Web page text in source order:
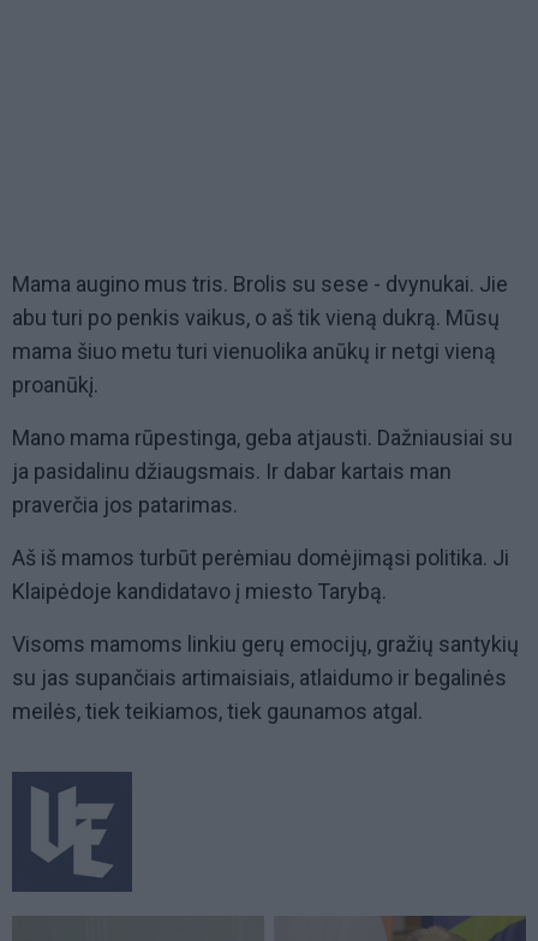
Mama augino mus tris. Brolis su sese - dvynukai. Jie
abu turi po penkis vaikus, o aš tik vieną dukrą. Mūsų
mama šiuo metu turi vienuolika anūkų ir netgi vieną
proanūkį.
Mano mama rūpestinga, geba atjausti. Dažniausiai su
ja pasidalinu džiaugsmais. Ir dabar kartais man
praverčia jos patarimas.
Aš iš mamos turbūt perėmiau domėjimąsi politika. Ji
Klaipėdoje kandidatavo į miesto Tarybą.
Visoms mamoms linkiu gerų emocijų, gražių santykių
su jas supančiais artimaisiais, atlaidumo ir begalinės
meilės, tiek teikiamos, tiek gaunamos atgal.